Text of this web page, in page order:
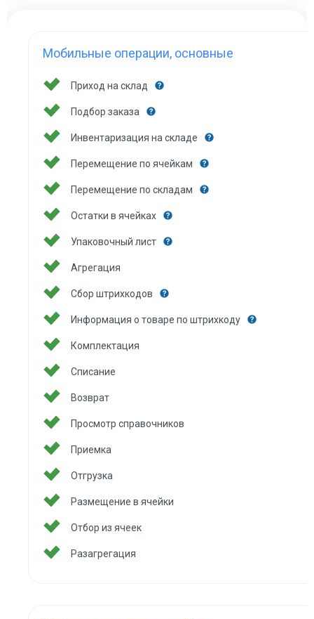
Мобильные операции, основные
Приход на склад
Подбор заказа
Инвентаризация на складе
Перемещение по ячейкам
Перемещение по складам
Остатки в ячейках
Упаковочный лист
Агрегация
Сбор штрихкодов
Информация о товаре по штрихкоду
Комплектация
Списание
Возврат
Просмотр справочников
Приемка
Отгрузка
Размещение в ячейки
Отбор из ячеек
Разагрегация